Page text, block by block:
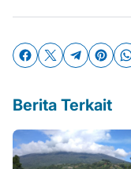
Berita Terkait